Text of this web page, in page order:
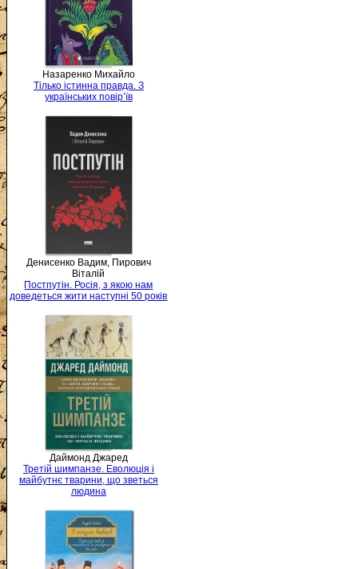
Назаренко Михайло
Тілько істинна правда. З
українських повір’їв
Денисенко Вадим, Пирович
Віталій
Постпутін. Росія, з якою нам
доведеться жити наступні 50 років
Даймонд Джаред
Третій шимпанзе. Еволюція і
майбутнє тварини, що зветься
людина